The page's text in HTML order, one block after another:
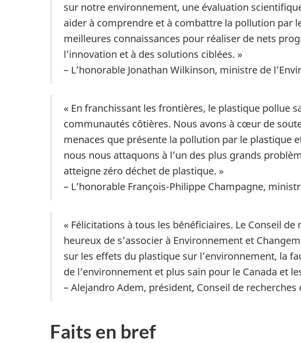
sur notre environnement, une évaluation
aider à comprendre et à combattre la pollution par
meilleures connaissances pour réaliser de nets
l’innovation et à des solutions ciblées. »
– L’honorable Jonathan Wilkinson, ministre de
« En franchissant les frontières, le plastique pollue
communautés côtières. Nous avons à cœur de
menaces que présente la pollution par le plastique
nous nous attaquons à l’un des plus grands
atteigne zéro déchet de plastique. »
– L’honorable François-Philippe Champagne,
« Félicitations à tous les bénéficiaires. Le Conseil
heureux de s’associer à Environnement et
sur les effets du plastique sur l’environnement, la
de l’environnement et plus sain pour le Canada et
– Alejandro Adem, président, Conseil de
Faits en bref